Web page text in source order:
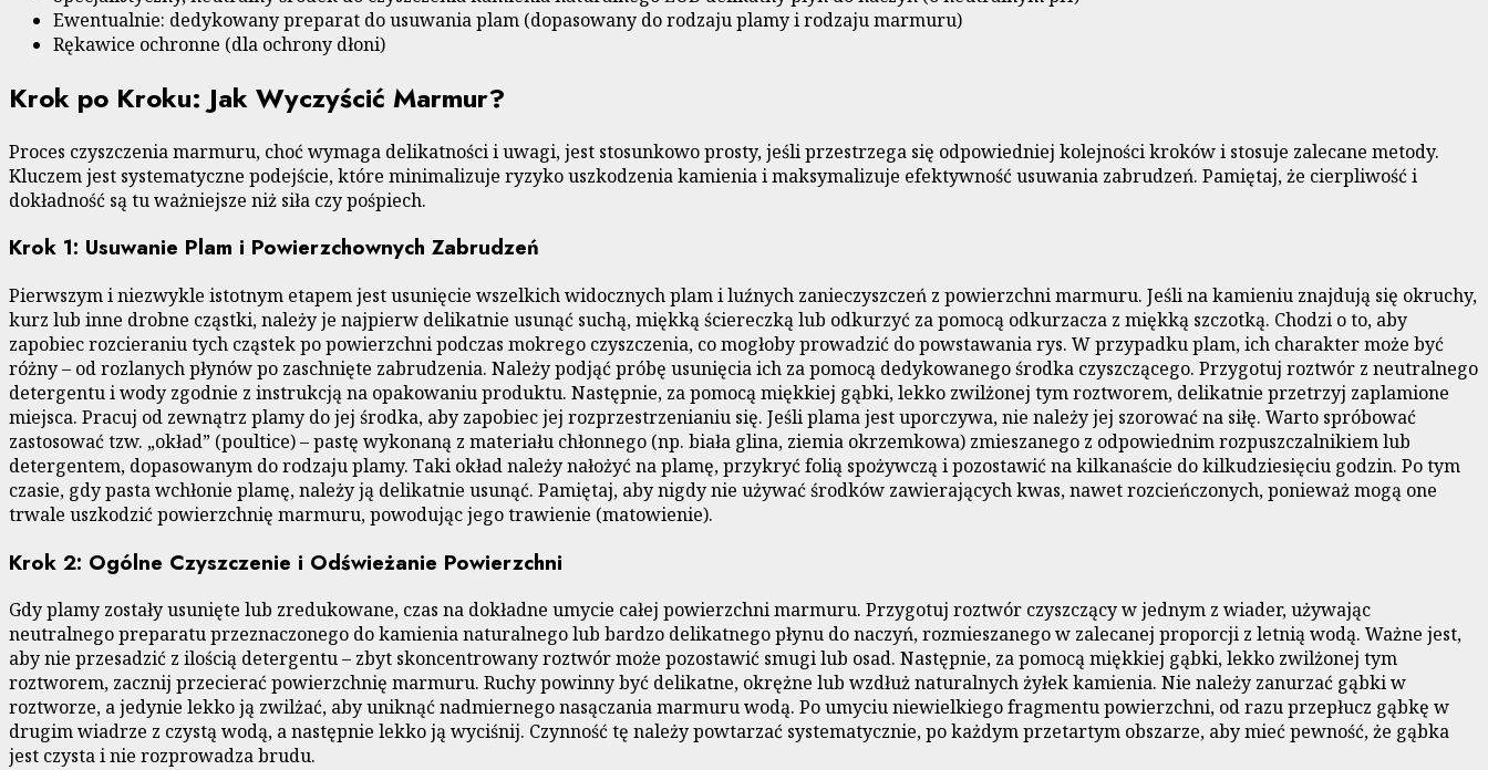
Ewentualnie: dedykowany preparat do usuwania plam (dopasowany do rodzaju plamy i rodzaju marmuru)
Rękawice ochronne (dla ochrony dłoni)
Krok po Kroku: Jak Wyczyścić Marmur?
Proces czyszczenia marmuru, choć wymaga delikatności i uwagi, jest stosunkowo prosty, jeśli przestrzega się odpowiedniej kolejności kroków i stosuje zalecane metody.
Kluczem jest systematyczne podejście, które minimalizuje ryzyko uszkodzenia kamienia i maksymalizuje efektywność usuwania zabrudzeń. Pamiętaj, że cierpliwość i
dokładność są tu ważniejsze niż siła czy pośpiech.
Krok 1: Usuwanie Plam i Powierzchownych Zabrudzeń
Pierwszym i niezwykle istotnym etapem jest usunięcie wszelkich widocznych plam i luźnych zanieczyszczeń z powierzchni marmuru. Jeśli na kamieniu znajdują się okruchy,
kurz lub inne drobne cząstki, należy je najpierw delikatnie usunąć suchą, miękką ściereczką lub odkurzyć za pomocą odkurzacza z miękką szczotką. Chodzi o to, aby
zapobiec rozcieraniu tych cząstek po powierzchni podczas mokrego czyszczenia, co mogłoby prowadzić do powstawania rys. W przypadku plam, ich charakter może być
różny – od rozlanych płynów po zaschnięte zabrudzenia. Należy podjąć próbę usunięcia ich za pomocą dedykowanego środka czyszczącego. Przygotuj roztwór z neutralnego
detergentu i wody zgodnie z instrukcją na opakowaniu produktu. Następnie, za pomocą miękkiej gąbki, lekko zwilżonej tym roztworem, delikatnie przetrzyj zaplamione
miejsca. Pracuj od zewnątrz plamy do jej środka, aby zapobiec jej rozprzestrzenianiu się. Jeśli plama jest uporczywa, nie należy jej szorować na siłę. Warto spróbować
zastosować tzw. „okład” (poultice) – pastę wykonaną z materiału chłonnego (np. biała glina, ziemia okrzemkowa) zmieszanego z odpowiednim rozpuszczalnikiem lub
detergentem, dopasowanym do rodzaju plamy. Taki okład należy nałożyć na plamę, przykryć folią spożywczą i pozostawić na kilkanaście do kilkudziesięciu godzin. Po tym
czasie, gdy pasta wchłonie plamę, należy ją delikatnie usunąć. Pamiętaj, aby nigdy nie używać środków zawierających kwas, nawet rozcieńczonych, ponieważ mogą one
trwale uszkodzić powierzchnię marmuru, powodując jego trawienie (matowienie).
Krok 2: Ogólne Czyszczenie i Odświeżanie Powierzchni
Gdy plamy zostały usunięte lub zredukowane, czas na dokładne umycie całej powierzchni marmuru. Przygotuj roztwór czyszczący w jednym z wiader, używając
neutralnego preparatu przeznaczonego do kamienia naturalnego lub bardzo delikatnego płynu do naczyń, rozmieszanego w zalecanej proporcji z letnią wodą. Ważne jest,
aby nie przesadzić z ilością detergentu – zbyt skoncentrowany roztwór może pozostawić smugi lub osad. Następnie, za pomocą miękkiej gąbki, lekko zwilżonej tym
roztworem, zacznij przecierać powierzchnię marmuru. Ruchy powinny być delikatne, okrężne lub wzdłuż naturalnych żyłek kamienia. Nie należy zanurzać gąbki w
roztworze, a jedynie lekko ją zwilżać, aby uniknąć nadmiernego nasączania marmuru wodą. Po umyciu niewielkiego fragmentu powierzchni, od razu przepłucz gąbkę w
drugim wiadrze z czystą wodą, a następnie lekko ją wyciśnij. Czynność tę należy powtarzać systematycznie, po każdym przetartym obszarze, aby mieć pewność, że gąbka
jest czysta i nie rozprowadza brudu.